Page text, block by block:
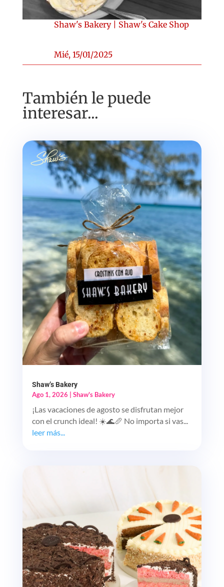
Shaw's Bakery| Shaw's Cake Shop
Mié, 15/01/2025
También le puede
interesar...
Shaw’s Bakery
Ago 1, 2026
Shaw's Bakery
¡Las vacaciones de agosto se disfrutan mejor
con el crunch ideal! ☀️🌊🥖 No importa si vas...
leer más...